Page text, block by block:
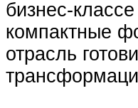
бизнес-
компактные
отрасль